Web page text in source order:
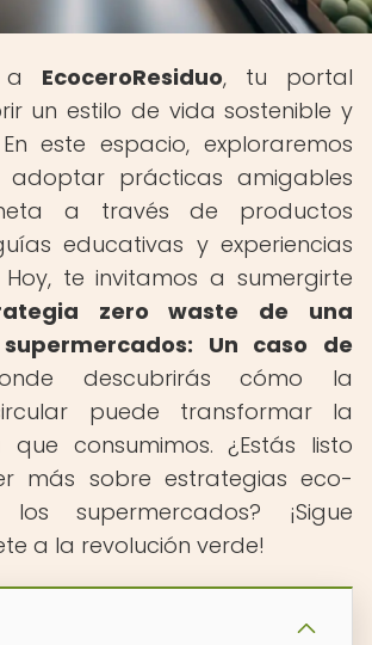
a EcoceroResiduo, tu portal
un estilo de vida sostenible y
este espacio, exploraremos
adoptar prácticas amigables
a través de productos
educativas y experiencias
Hoy, te invitamos a sumergirte
zero waste de una
Un caso de
descubrirás cómo la
puede transformar la
consumimos. ¿Estás listo
más sobre estrategias eco-
supermercados? ¡Sigue
a la revolución verde!